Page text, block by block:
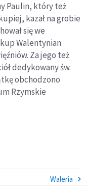
Paulin, który też
kazał na grobie
się we
Walentynian
Za jego też
dedykowany św.
obchodzono
Rzymskie
Waleria